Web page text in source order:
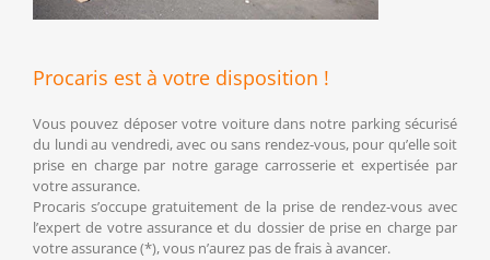
Procaris est à votre disposition !
Vous pouvez déposer votre voiture dans notre parking sécurisé
du lundi au vendredi, avec ou sans rendez-vous, pour qu’elle soit
prise en charge par notre garage carrosserie et expertisée par
votre assurance.
Procaris s’occupe gratuitement de la prise de rendez-vous avec
l’expert de votre assurance et du dossier de prise en charge par
votre assurance (*), vous n’aurez pas de frais à avancer.